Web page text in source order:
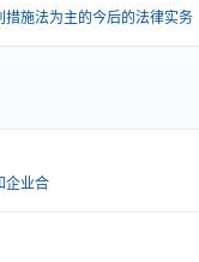
措施法为主的今后的法律实务
企业合